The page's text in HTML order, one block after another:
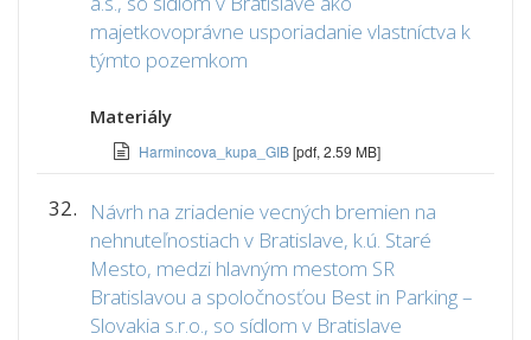
majetkovoprávne usporiadanie vlastníctva k
týmto pozemkom
Materiály
Harmincova_kupa_GIB[pdf, 2.59 MB]
32.
Návrh na zriadenie vecných bremien na
nehnuteľnostiach v Bratislave, k.ú. Staré
Mesto, medzi hlavným mestom SR
Bratislavou a spoločnosťou Best in Parking –
Slovakia s.r.o., so sídlom v Bratislave